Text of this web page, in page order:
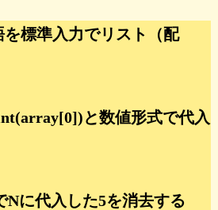
標準入力でリスト（配
と数値形式で代入
に代入した5を消去する